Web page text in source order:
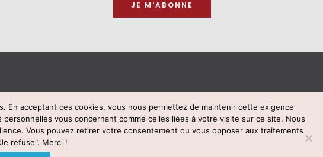
- Tél : 09 83 59 78 03
En acceptant ces cookies, vous nous permettez de maintenir cette exigence
vous concernant comme celles liées à votre visite sur ce site. Nous
Vous pouvez retirer votre consentement ou vous opposer aux traitements
refuse". Merci !